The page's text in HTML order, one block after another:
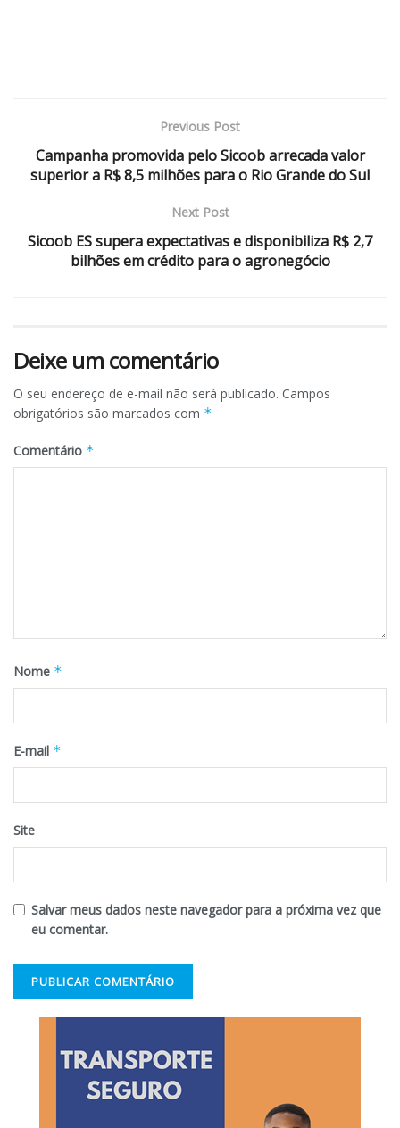
Previous Post
Campanha promovida pelo Sicoob arrecada valor
superior a R$ 8,5 milhões para o Rio Grande do Sul
Next Post
Sicoob ES supera expectativas e disponibiliza R$ 2,7
bilhões em crédito para o agronegócio
Deixe um comentário
O seu endereço de e-mail não será publicado. Campos
obrigatórios são marcados com *
Comentário *
Nome *
E-mail *
Site
Salvar meus dados neste navegador para a próxima vez que
eu comentar.